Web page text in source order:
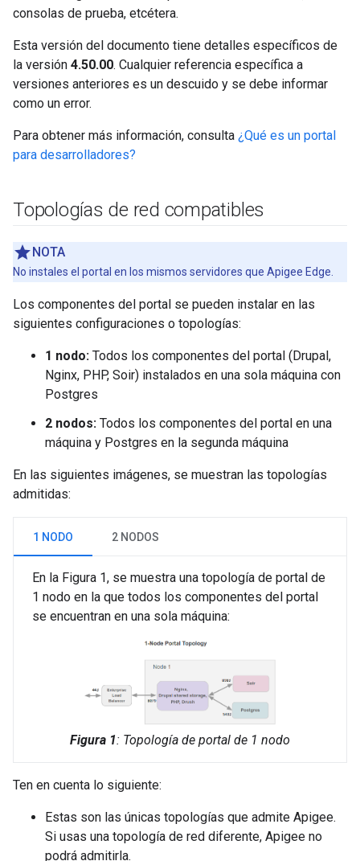
consolas de prueba, etcétera.
Esta versión del documento tiene detalles específicos de
la versión 4.50.00. Cualquier referencia específica a
versiones anteriores es un descuido y se debe informar
como un error.
Para obtener más información, consulta ¿Qué es un portal
para desarrolladores?
Topologías de red compatibles
NOTA
No instales el portal en los mismos servidores que Apigee Edge.
Los componentes del portal se pueden instalar en las
siguientes configuraciones o topologías:
1 nodo: Todos los componentes del portal (Drupal,
Nginx, PHP, Soir) instalados en una sola máquina con
Postgres
2 nodos: Todos los componentes del portal en una
máquina y Postgres en la segunda máquina
En las siguientes imágenes, se muestran las topologías
admitidas:
1 NODO 2 NODOS
En la Figura 1, se muestra una topología de portal de
1 nodo en la que todos los componentes del portal
se encuentran en una sola máquina:
Figura 1: Topología de portal de 1 nodo
Ten en cuenta lo siguiente:
Estas son las únicas topologías que admite Apigee.
Si usas una topología de red diferente, Apigee no
podrá admitirla.